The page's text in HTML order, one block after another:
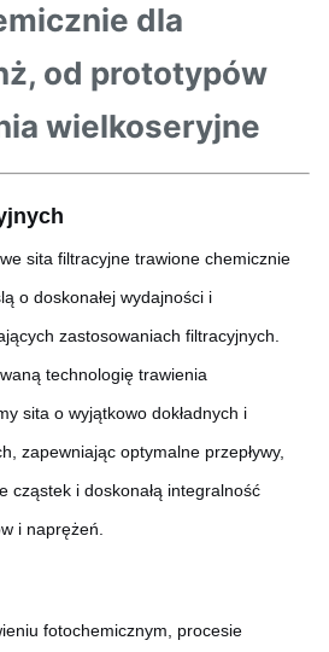
dla
od prototypów
wielkoseryjne
sita filtracyjne trawione chemicznie
o doskonałej wydajności i
zastosowaniach filtracyjnych.
technologię trawienia
sita o wyjątkowo dokładnych i
zapewniając optymalne przepływy,
cząstek i doskonałą integralność
i naprężeń.
fotochemicznym, procesie